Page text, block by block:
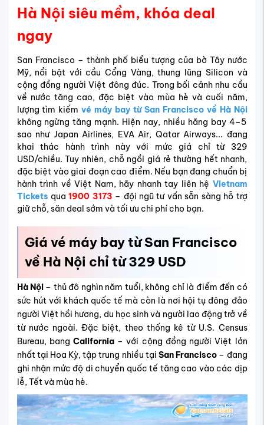
Hà Nội siêu mềm, khóa deal
ngay
San Francisco – thành phố biểu tượng của bờ Tây nước
Mỹ, nổi bật với cầu Cổng Vàng, thung lũng Silicon và
cộng đồng người Việt đông đúc. Trong bối cảnh nhu cầu
về nước tăng cao, đặc biệt vào mùa hè và cuối năm,
lượng tìm kiếmvé máy bay từ San Francisco về Hà Nội
không ngừng tăng mạnh. Hiện nay, nhiều hãng bay 4–5
sao như Japan Airlines, EVA Air, Qatar Airways... đang
khai thác hành trình này với mức giá chỉ từ 329
USD/chiều. Tuy nhiên, chỗ ngồi giá rẻ thường hết nhanh,
đặc biệt vào giai đoạn cao điểm. Nếu bạn đang chuẩn bị
hành trình về Việt Nam, hãy nhanh tay liên hệ Vietnam
Tickets qua1900 3173 – đội ngũ tư vấn sẵn sàng hỗ trợ
giữ chỗ, săn deal sớm và tối ưu chi phí cho bạn.
Giá vé máy bay từ San Francisco
về Hà Nội chỉ từ 329 USD
Hà Nội– thủ đô nghìn năm tuổi, không chỉ là điểm đến có
sức hút với khách quốc tế mà còn là nơi hội tụ đông đảo
người Việt hồi hương, du học sinh và người lao động trở về
từ nước ngoài. Đặc biệt, theo thống kê từ U.S. Census
Bureau, bang California– với cộng đồng người Việt lớn
nhất tại Hoa Kỳ, tập trung nhiều tại San Francisco – đang
ghi nhận mức độ di chuyển quốc tế tăng cao vào các dịp
lễ, Tết và mùa hè.